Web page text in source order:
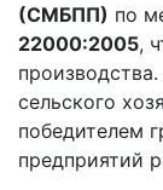
(СМБПП) по
22000:2005,
сельского
победителем
предприятий